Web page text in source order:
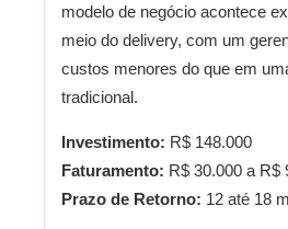
modelo de negócio acontece
meio do delivery, com um
custos menores do que em
tradicional.
Investimento: R$ 148.000
Faturamento: R$ 30.000 a R$
Prazo de Retorno: 12 até 18